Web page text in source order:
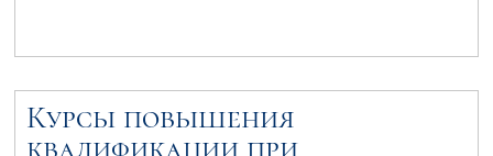
Курсы повышения
квалификации при